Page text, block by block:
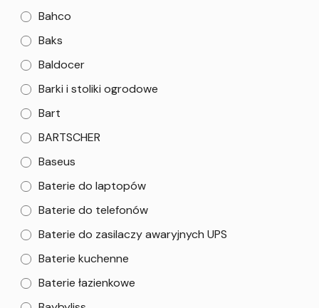
Bahco
Baks
Baldocer
Barki i stoliki ogrodowe
Bart
BARTSCHER
Baseus
Baterie do laptopów
Baterie do telefonów
Baterie do zasilaczy awaryjnych UPS
Baterie kuchenne
Baterie łazienkowe